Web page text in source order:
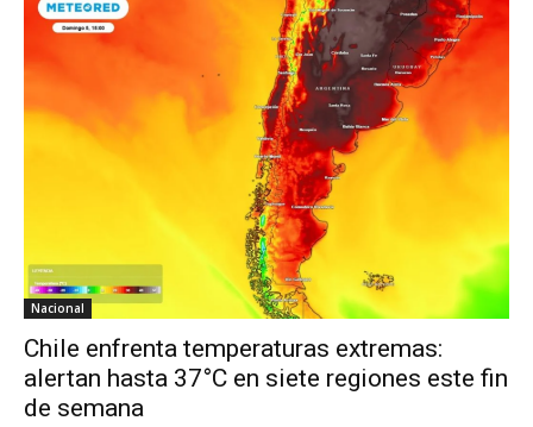
Nacional
Chile enfrenta temperaturas extremas:
alertan hasta 37°C en siete regiones este fin
de semana